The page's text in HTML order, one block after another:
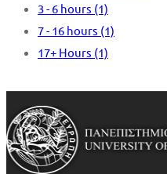
3 - 6 hours (1)
7 - 16 hours (1)
17+ Hours (1)